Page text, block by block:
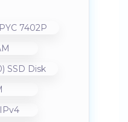
7402P
SSD Disk